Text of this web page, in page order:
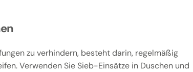
zu verhindern, besteht darin, regelmäßig
Verwenden Sie Sieb-Einsätze in Duschen und